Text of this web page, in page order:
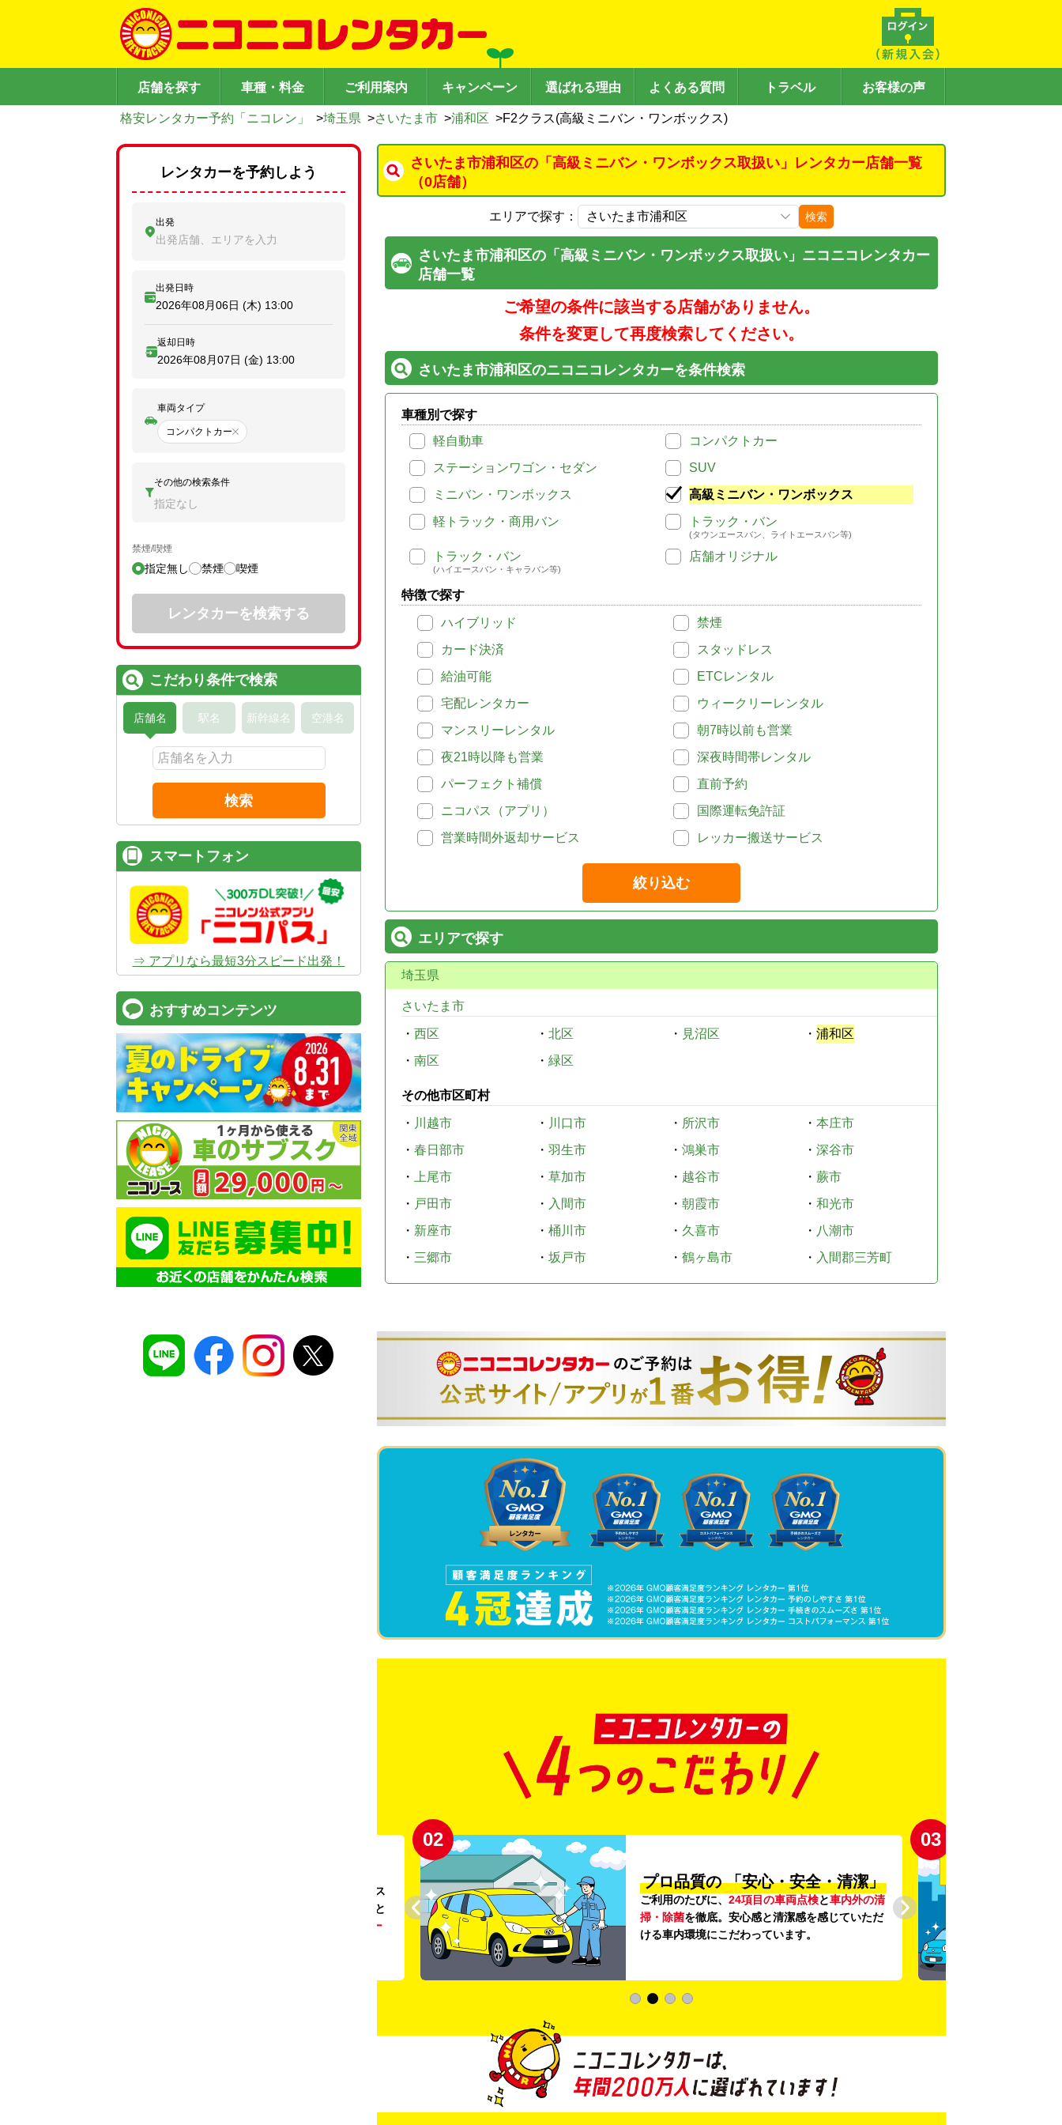
店舗を探す 車種・料金 ご利用案内 キャンペーン 選ばれる理由 よくある質問 トラベル お客様の声
格安レンタカー予約「ニコレン」 >埼玉県 >さいたま市 >浦和区 >F2クラス(高級ミニバン・ワンボックス)
さいたま市浦和区の「高級ミニバン・ワンボックス取扱い」レンタカー店舗一覧
（0店舗）
エリアで探す： 検索
さいたま市浦和区の「高級ミニバン・ワンボックス取扱い」ニコニコレンタカー
店舗一覧
ご希望の条件に該当する店舗がありません。
条件を変更して再度検索してください。
さいたま市浦和区のニコニコレンタカーを条件検索
車種別で探す
軽自動車
コンパクトカー
ステーションワゴン・セダン
SUV
ミニバン・ワンボックス
高級ミニバン・ワンボックス
軽トラック・商用バン
トラック・バン
(タウンエースバン、ライトエースバン等)
トラック・バン
(ハイエースバン・キャラバン等)
店舗オリジナル
特徴で探す
ハイブリッド
禁煙
カード決済
スタッドレス
給油可能
ETCレンタル
宅配レンタカー
ウィークリーレンタル
マンスリーレンタル
朝7時以前も営業
夜21時以降も営業
深夜時間帯レンタル
パーフェクト補償
直前予約
ニコパス（アプリ）
国際運転免許証
営業時間外返却サービス
レッカー搬送サービス
絞り込む
エリアで探す
埼玉県
さいたま市
・ 西区 ・ 北区 ・ 見沼区 ・ 浦和区
・ 南区 ・ 緑区
その他市区町村
・ 川越市 ・ 川口市 ・ 所沢市 ・ 本庄市
・ 春日部市 ・ 羽生市 ・ 鴻巣市 ・ 深谷市
・
上尾市 ・ 草加市 ・ 越谷市 ・ 蕨市
・ 戸田市 ・ 入間市 ・ 朝霞市 ・ 和光市
・ 新座市 ・ 桶川市 ・ 久喜市 ・ 八潮市
・ 三郷市 ・ 坂戸市 ・ 鶴ヶ島市 ・ 入間郡三芳町
。ガソリンス
タンドや整備工場の既存インフラを活用すること
リー
02
プロ品質の 「安心・安全・清潔」
ご利用のたびに、 24項目の車両点検と車内外の清
掃・除菌を徹底。安心感と清潔感を感じていただ
ける車内環境にこだわっています。
03
レンタカーを予約しよう
出発
出発店舗、エリアを入力
出発日時
2026年08月06日 (木) 13:00
返却日時
2026年08月07日 (金) 13:00
車両タイプ
コンパクトカー
その他の検索条件
指定なし
禁煙/喫煙
指定無し 禁煙 喫煙
レンタカーを検索する
こだわり条件で検索
店舗名 駅名 新幹線名 空港名
検索
スマートフォン
⇒ アプリなら最短3分スピード出発！
おすすめコンテンツ